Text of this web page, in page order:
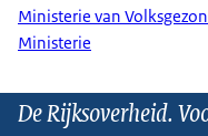
Ministerie van
Ministerie
De Rijksoverheid.